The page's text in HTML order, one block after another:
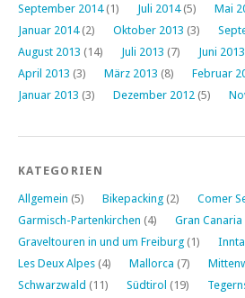
September 2014(1) Juli 2014(5) Mai
Januar 2014(2) Oktober 2013 (3)
August 2013 (14) Juli 2013 (7) Juni 2013
April 2013 (3) März 2013 (8) Februar
Januar 2013 (3) Dezember 2012 (5)
KATEGORIEN
Allgemein (5) Bikepacking (2) Comer
Garmisch-Partenkirchen (4) Gran Canaria
Graveltouren in und um Freiburg (1) Inntal
Les Deux Alpes (4) Mallorca (7)
Schwarzwald (11) Südtirol (19)